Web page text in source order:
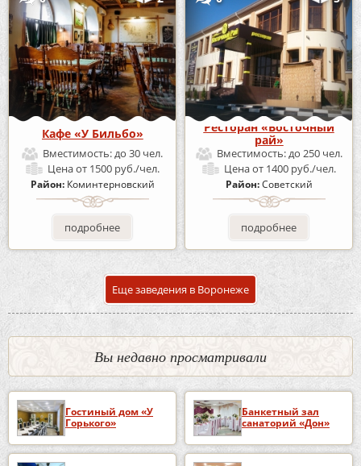
Кафе «У Бильбо»
Вместимость:до 30 чел.
Ценаот 1500 руб./чел.
Район: Коминтерновский
подробнее
Ресторан «Восточный
рай»
Вместимость:до 250 чел.
Ценаот 1400 руб./чел.
Район:Советский
подробнее
Еще заведения в Воронеже
Вы недавно просматривали
Гостиный дом «У
Горького»
Банкетный зал
санаторий «Дон»